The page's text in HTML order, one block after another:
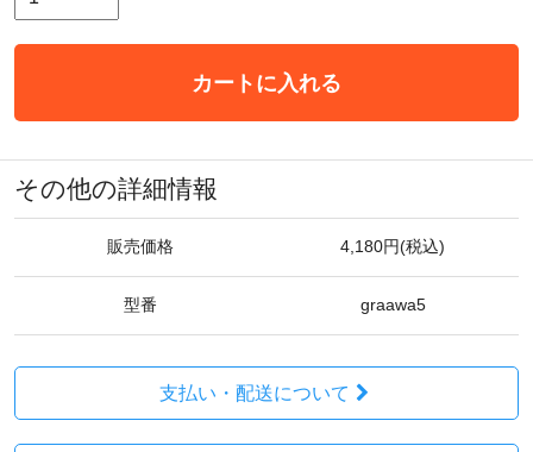
カートに入れる
その他の詳細情報
販売価格 4,180円(税込)
型番 graawa5
支払い・配送について